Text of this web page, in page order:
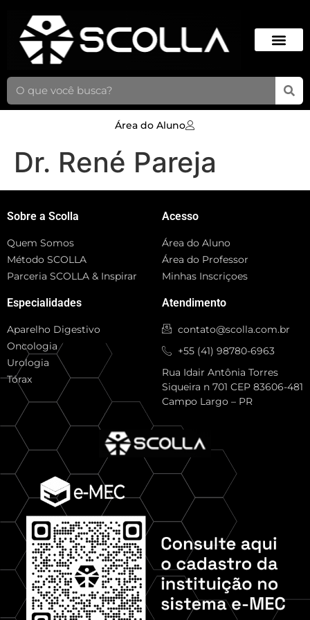
Área do Aluno
Dr. René Pareja
Sobre a Scolla
Quem Somos
Método SCOLLA
Parceria SCOLLA & Inspirar
Especialidades
Aparelho Digestivo
Oncologia
Urologia
Tórax
Acesso
Área do Aluno
Área do Professor
Minhas Inscriçoes
Atendimento
contato@scolla.com.br
+55 (41) 98780-6963
Rua Idair Antônia Torres
Siqueira n 701 CEP 83606-481
Campo Largo – PR